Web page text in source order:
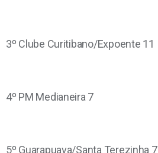
3º Clube Curitibano/Expoente 11
4º PM Medianeira 7
5º Guarapuava/Santa Terezinha 7